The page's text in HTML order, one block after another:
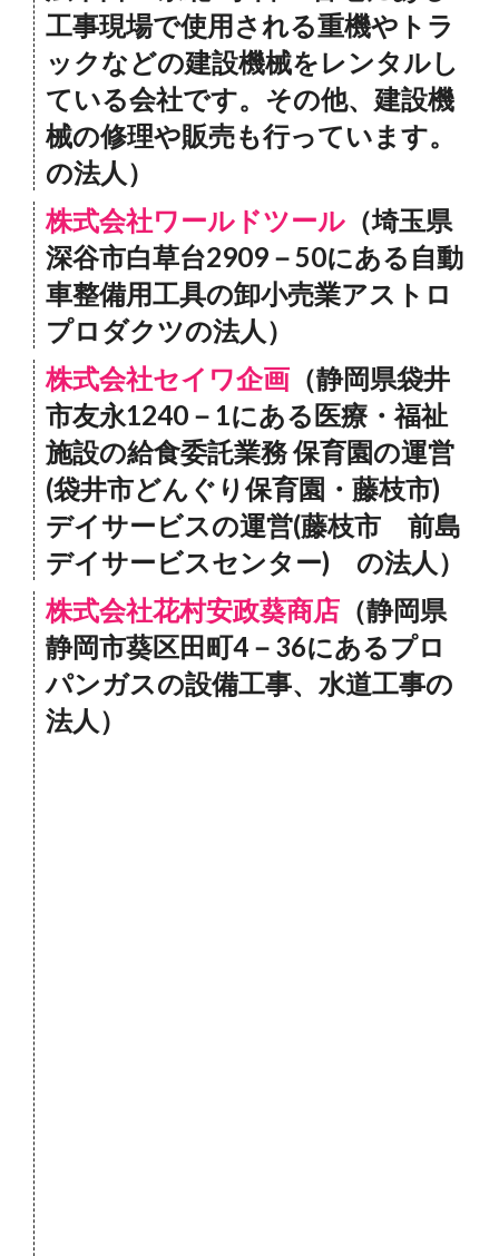
工事現場で使用される重機やトラ
ックなどの建設機械をレンタルし
ている会社です。その他、建設機
械の修理や販売も行っています。
の法人）
株式会社ワールドツール （埼玉県
深谷市白草台2909－50にある自動
車整備用工具の卸小売業アストロ
プロダクツの法人）
株式会社セイワ企画 （静岡県袋井
市友永1240－1にある医療・福祉
施設の給食委託業務 保育園の運営
(袋井市どんぐり保育園・藤枝市)
デイサービスの運営(藤枝市 前島
デイサービスセンター) の法人）
株式会社花村安政葵商店 （静岡県
静岡市葵区田町4－36にあるプロ
パンガスの設備工事、水道工事の
法人）